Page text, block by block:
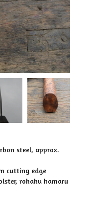
steel, approx.
cutting edge
rokaku hamaru